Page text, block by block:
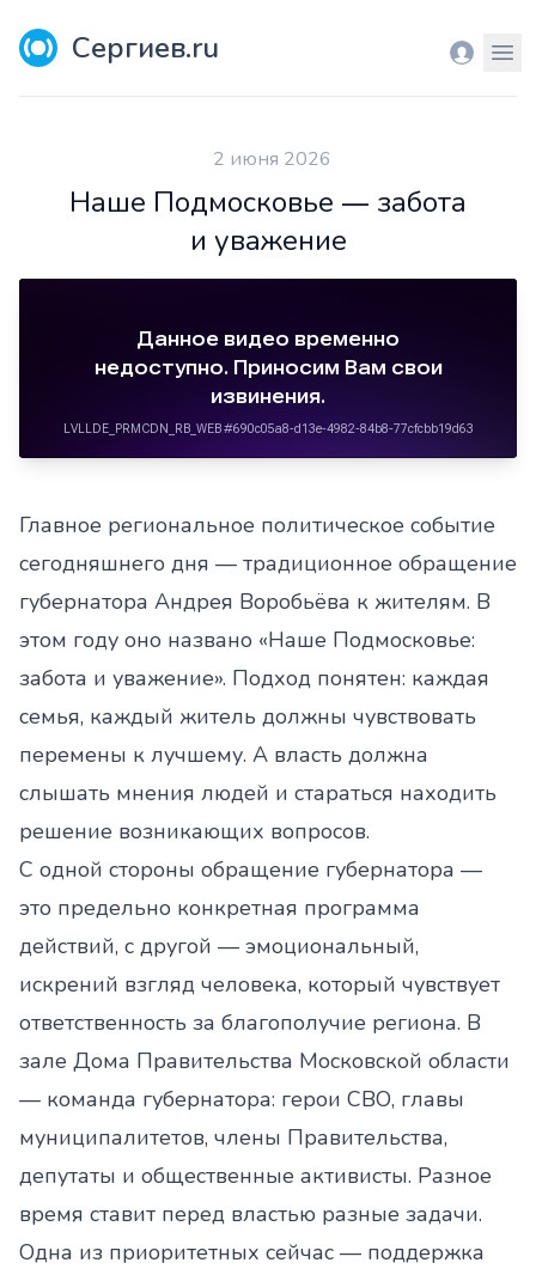
Сергиев.ru Вход
2 июня 2026
Наше Подмосковье ― забота
и уважение
Главное региональное политическое событие
сегодняшнего дня — традиционное обращение
губернатора Андрея Воробьёва к жителям. В
этом году оно названо «Наше Подмосковье:
забота и уважение». Подход понятен: каждая
семья, каждый житель должны чувствовать
перемены к лучшему. А власть должна
слышать мнения людей и стараться находить
решение возникающих вопросов.
С одной стороны обращение губернатора —
это предельно конкретная программа
действий, с другой — эмоциональный,
искрений взгляд человека, который чувствует
ответственность за благополучие региона. В
зале Дома Правительства Московской области
— команда губернатора: герои СВО, главы
муниципалитетов, члены Правительства,
депутаты и общественные активисты. Разное
время ставит перед властью разные задачи.
Одна из приоритетных сейчас — поддержка